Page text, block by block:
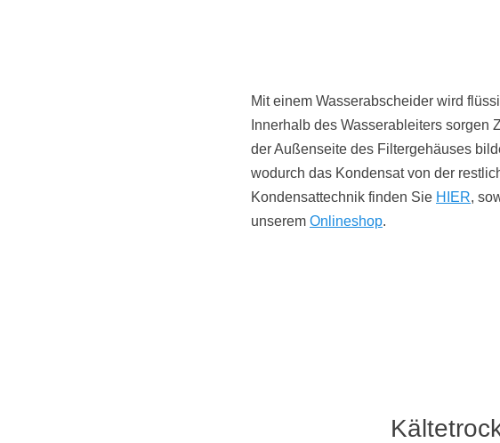
Mit einem Wasserabscheider wird
Innerhalb des Wasserableiters sorgen
der Außenseite des Filtergehäuses
wodurch das Kondensat von der
Kondensattechnik finden Sie HIER,
unserem Onlineshop.